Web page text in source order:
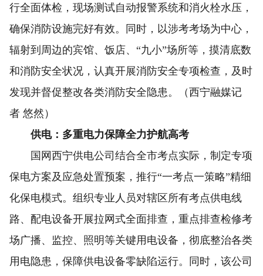
行全面体检，现场测试自动报警系统和消火栓水压，
确保消防设施完好有效。同时，以涉考考场为中心，
辐射到周边的宾馆、饭店、“九小”场所等，摸清底数
和消防安全状况，认真开展消防安全专项检查，及时
发现并督促整改各类消防安全隐患。（西宁融媒记
者 悠然）
供电：多重电力保障全力护航高考
国网西宁供电公司结合全市考点实际，制定专项
保电方案及应急处置预案，推行“一考点一策略”精细
化保电模式。组织专业人员对辖区所有考点供电线
路、配电设备开展拉网式全面排查，重点排查检修考
场广播、监控、照明等关键用电设备，彻底整治各类
用电隐患，保障供电设备零缺陷运行。同时，该公司